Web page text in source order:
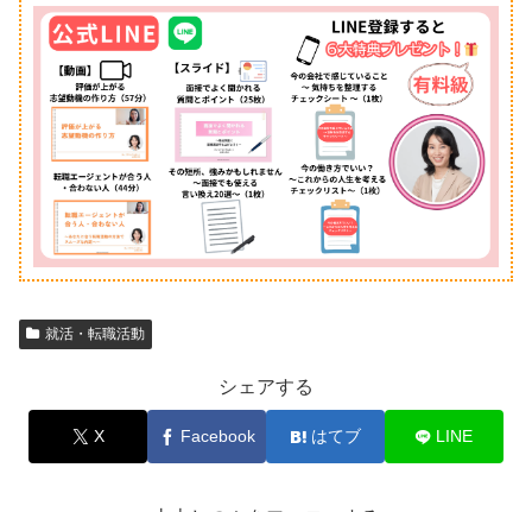
就活・転職活動
シェアする
X Facebook はてブ LINE